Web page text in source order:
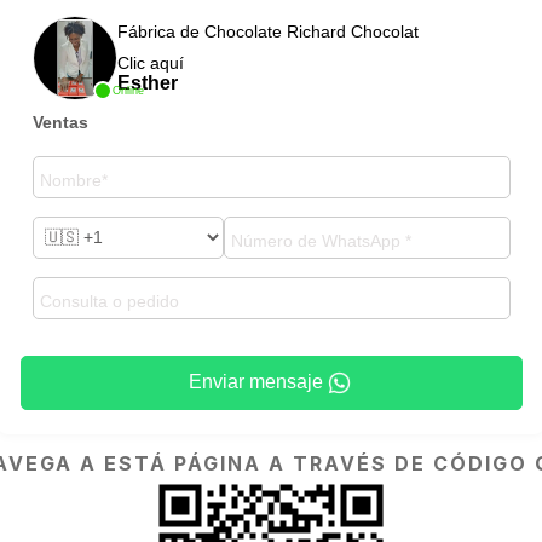
Online
Fábrica de Chocolate Richard Chocolat
Clic aquí
Esther
Ventas
Enviar mensaje
A ESTÁ PÁGINA A TRAVÉS DE CÓDIGO